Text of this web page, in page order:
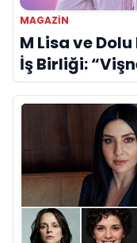
MAGAZIN
M Lisa ve
İş Birliği: